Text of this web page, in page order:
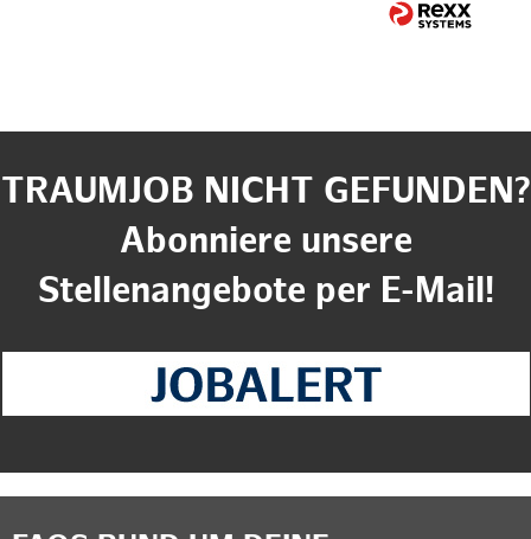
TRAUMJOB NICHT GEFUNDEN?
Abonniere unsere
Stellenangebote per E-Mail!